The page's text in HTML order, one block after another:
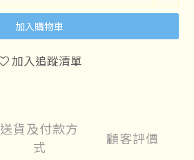
加入購物車
加入追蹤清單
送貨及付款方
式
顧客評價